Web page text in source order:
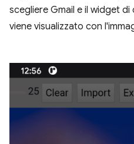
scegliere Gmail e il widget di
viene visualizzato con